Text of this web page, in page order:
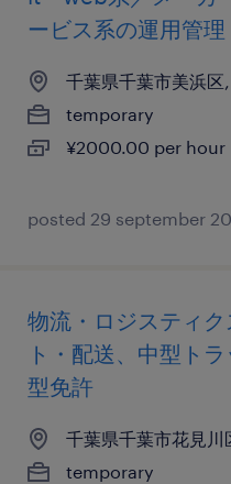
ービス系の運用管
千葉県千葉市美浜区
temporary
¥2000.00 per hour
posted 29 september
物流・ロジスティ
ト・配送、中型ト
型免許
千葉県千葉市花見川
temporary